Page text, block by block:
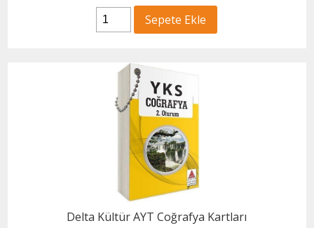
Sepete Ekle
Delta Kültür AYT Coğrafya Kartları